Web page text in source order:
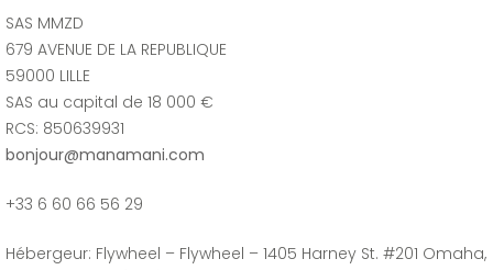
SAS MMZD
679 AVENUE DE LA REPUBLIQUE
59000 LILLE
SAS au capital de 18 000 €
RCS: 850639931
bonjour@manamani.com
+33 6 60 66 56 29
Hébergeur: Flywheel – Flywheel – 1405 Harney St. #201 Omaha,